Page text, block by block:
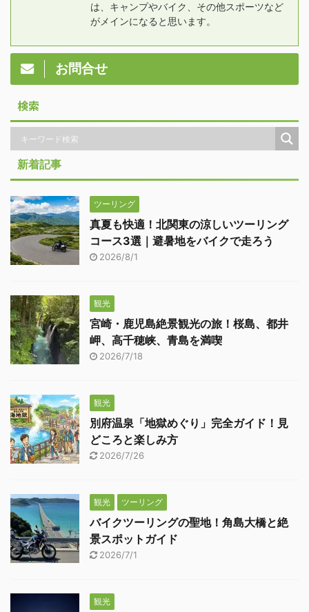
は、キャンプやバイク、その他スポーツなど
がメインになると思います。
お問合せ
検索
新着記事
ツーリング
真夏も快適！北関東の涼しいツーリング
コース3選｜避暑地をバイクで走ろう
2026/8/1
観光
宮崎・鹿児島絶景観光の旅！桜島、都井
岬、高千穂峡、青島を満喫
2026/7/18
観光
別府温泉「地獄めぐり」完全ガイド！見
どころと楽しみ方
2026/7/26
観光 ツーリング
バイクツーリングの聖地！角島大橋と絶
景スポットガイド
2026/7/1
観光